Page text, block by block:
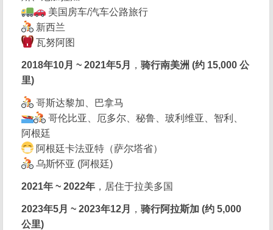
美国房车/汽车公路旅行
新西兰
瓦努阿图
2018年10月 ~ 2021年5月 ，骑行南美洲 (约 15,000 公
里)
哥斯达黎加、巴拿马
哥伦比亚、厄多尔、秘鲁、玻利维亚、智利、
阿根廷
阿根廷卡法亚特（萨尔塔省）
乌斯怀亚 (阿根廷)
2021年 ~ 2022年 ，居住于拉美多国
2023年5月 ~ 2023年12月 ，骑行阿拉斯加 (约 5,000
公里)